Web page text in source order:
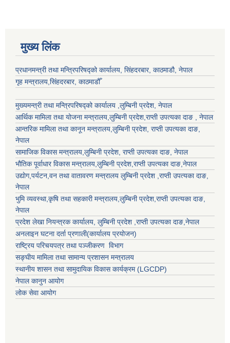
मुख्य लिंक
प्रधानमन्त्री तथा मन्त्रिपरिषद्को कार्यालय, सिंहदरबार, काठमाडौ, नेपाल
गृह मन्त्रालय,सिंहदरबार, काठमाडौँ
मुख्यमन्त्री तथा मन्त्रिपरिषद्को कार्यालय ,लुम्बिनी प्रदेश, नेपाल
आर्थिक मामिला तथा योजना मन्त्रालय,लुम्बिनी प्रदेश,राप्ती उपत्यका दाङ , नेपाल
आन्तरिक मामिला तथा कानून मन्त्रालय,लुम्बिनी प्रदेश, राप्ती उपत्यका दाङ,
नेपाल
सामाजिक विकास मन्त्रालय,लुम्बिनी प्रदेश, राप्ती उपत्यका दाङ, नेपाल
भौतिक पूर्वाधार विकास मन्त्रालय,लुम्बिनी प्रदेश,राप्ती उपत्यका दाङ,नेपाल
उद्याेग,पर्यटन,वन तथा वातावरण मन्त्रालय लुम्बिनी प्रदेश ,राप्ती उपत्यका दाङ,
नेपाल
भुमि व्यवस्था,कृषि तथा सहकारी मन्त्रालय,लुम्बिनी प्रदेश,राप्ती उपत्यका दाङ,
नेपाल
प्रदेश लेखा नियन्त्रक कार्यालय, लुम्बिनी प्रदेश ,राप्ती उपत्यका दाङ,नेपाल
अनलाइन घटना दर्ता प्रणाली(कार्यालय प्रयोजन)
राष्ट्रिय परिचयपत्र तथा पञ्जीकरण विभाग
सङ्घीय मामिला तथा सामान्य प्रशासन मन्त्रालय
स्थानीय शासन तथा सामुदायिक विकास कार्यक्रम (LGCDP)
नेपाल कानुन आयोग
लोक सेवा आयोग